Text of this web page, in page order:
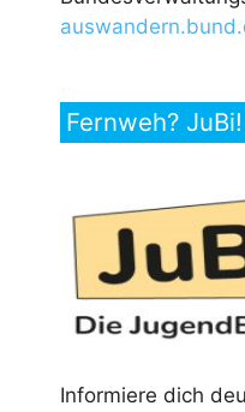
Fernweh? JuBi!
Informiere dich